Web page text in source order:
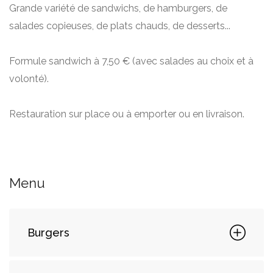
Grande variété de sandwichs, de hamburgers, de
salades copieuses, de plats chauds, de desserts...
Formule sandwich à 7,50 € (avec salades au choix et à
volonté).
Restauration sur place ou à emporter ou en livraison.
Menu
Burgers